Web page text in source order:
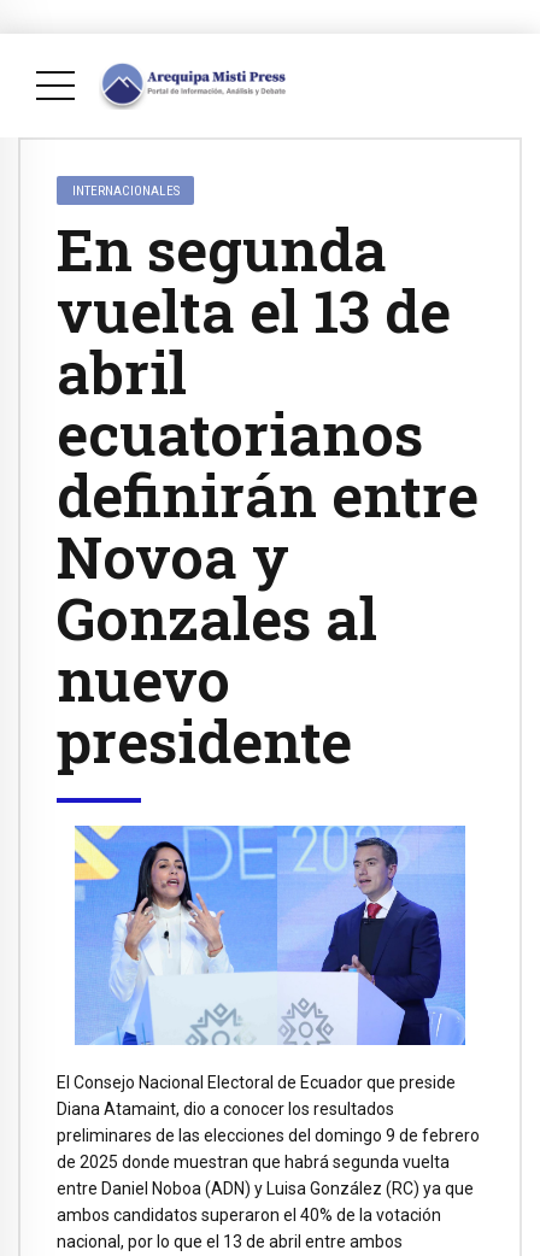
INTERNACIONALES
En segunda
vuelta el 13 de
abril
ecuatorianos
definirán entre
Novoa y
Gonzales al
nuevo
presidente
El Consejo Nacional Electoral de Ecuador que preside
Diana Atamaint, dio a conocer los resultados
preliminares de las elecciones del domingo 9 de febrero
de 2025 donde muestran que habrá segunda vuelta
entre Daniel Noboa (ADN) y Luisa González (RC) ya que
ambos candidatos superaron el 40% de la votación
nacional, por lo que el 13 de abril entre ambos